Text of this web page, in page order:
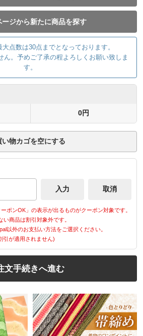
ージから新たに商品を探す
点数は30点までとなっております。
ん。予めご了承の程よろしくお願い致しま
す。
0円
い物カゴを空にする
ポンOK」の表示が出るものがクーポン対象です。
い商品は割引対象外です。
以外のお支払い方法をご選択ください。
引が適用されません)
文手続きへ進む